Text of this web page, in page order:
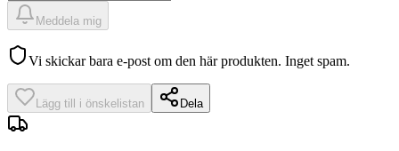
Meddela mig
Vi skickar bara e-post om den här produkten. Inget spam.
Lägg till i önskelistan Dela